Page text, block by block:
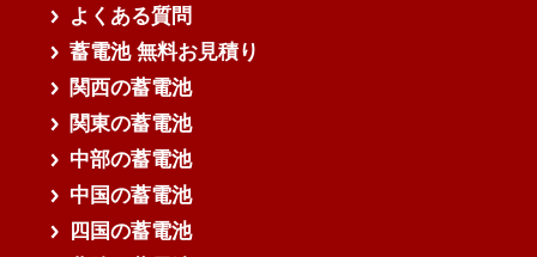
よくある質問
蓄電池 無料お見積り
関西の蓄電池
関東の蓄電池
中部の蓄電池
中国の蓄電池
四国の蓄電池